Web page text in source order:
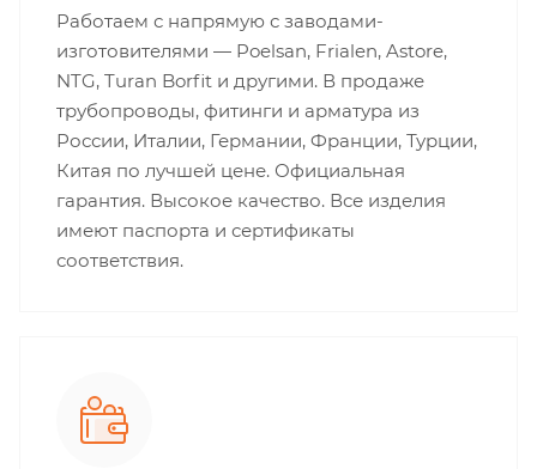
Работаем с напрямую с заводами-
изготовителями — Poelsan, Frialen, Astore,
NTG, Turan Borfit и другими. В продаже
трубопроводы, фитинги и арматура из
России, Италии, Германии, Франции, Турции,
Китая по лучшей цене. Официальная
гарантия. Высокое качество. Все изделия
имеют паспорта и сертификаты
соответствия.